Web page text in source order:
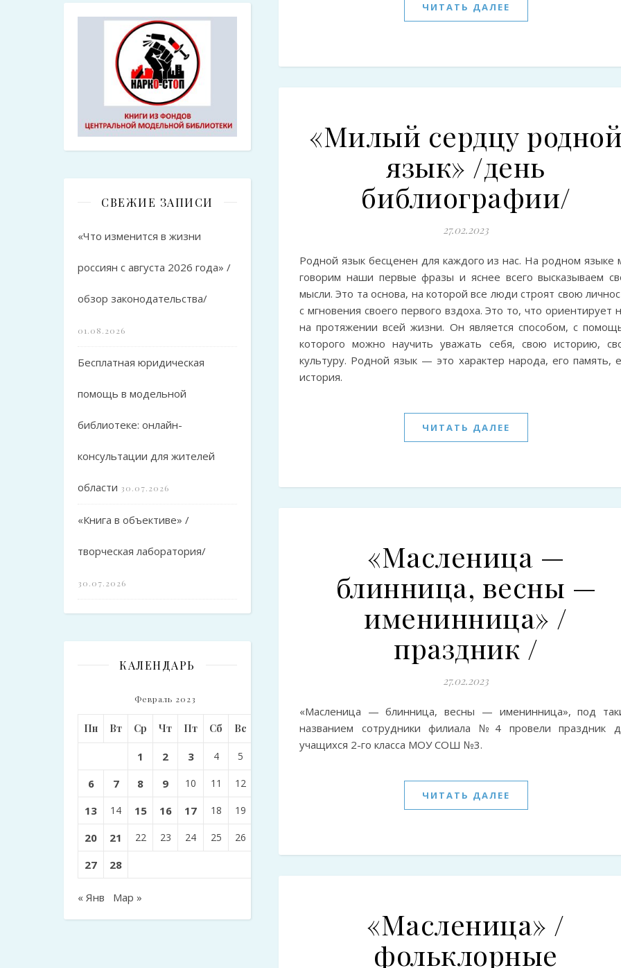
СВЕЖИЕ ЗАПИСИ
«Что изменится в жизни
россиян с августа 2026 года» /
обзор законодательства/
01.08.2026
Бесплатная юридическая
помощь в модельной
библиотеке: онлайн-
консультации для жителей
области 30.07.2026
«Книга в объективе» /
творческая лаборатория/
30.07.2026
КАЛЕНДАРЬ
Февраль 2023
Пн Вт Ср Чт Пт Сб Вс
1 2 3 4 5
6 7 8 9 10 11 12
13 14 15 16 17 18 19
20 21 22 23 24 25 26
27 28
« Янв Мар »
ЧИТАТЬ ДАЛЕЕ
«Милый сердцу
язык» /день
библиографии/
27.02.2023
Родной язык бесценен для каждого из нас. На родном языке
говорим наши первые фразы и яснее всего высказываем
мысли. Это та основа, на которой все люди строят свою
с мгновения своего первого вздоха. Это то, что ориентирует
на протяжении всей жизни. Он является способом, с
которого можно научить уважать себя, свою историю,
культуру. Родной язык — это характер народа, его память,
история.
ЧИТАТЬ ДАЛЕЕ
«Масленица —
блинница, весны —
именинница» /
праздник /
27.02.2023
«Масленица — блинница, весны — именинница», под
названием сотрудники филиала №4 провели праздник
учащихся 2-го класса МОУ СОШ №3.
ЧИТАТЬ ДАЛЕЕ
«Масленица» /
фольклорные